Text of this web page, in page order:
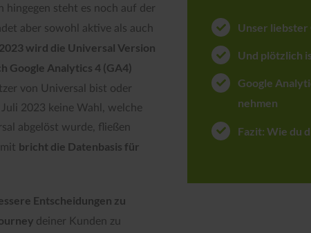
hingegen steht es noch auf der
aber sowohl aktive als auch
wird die Universal Version
Google Analytics 4 (GA4)
von Universal bist oder
2023 keine Wahl, welche
abgelöst wurde, fließen
bricht die Datenbasis für
Entscheidungen zu
deiner Kunden zu
Unser liebster
Und plötzlich
Google
nehmen
Fazit: Wie du